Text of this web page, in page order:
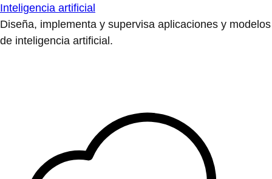
Inteligencia artificial
Diseña, implementa y supervisa aplicaciones y modelos
de inteligencia artificial.